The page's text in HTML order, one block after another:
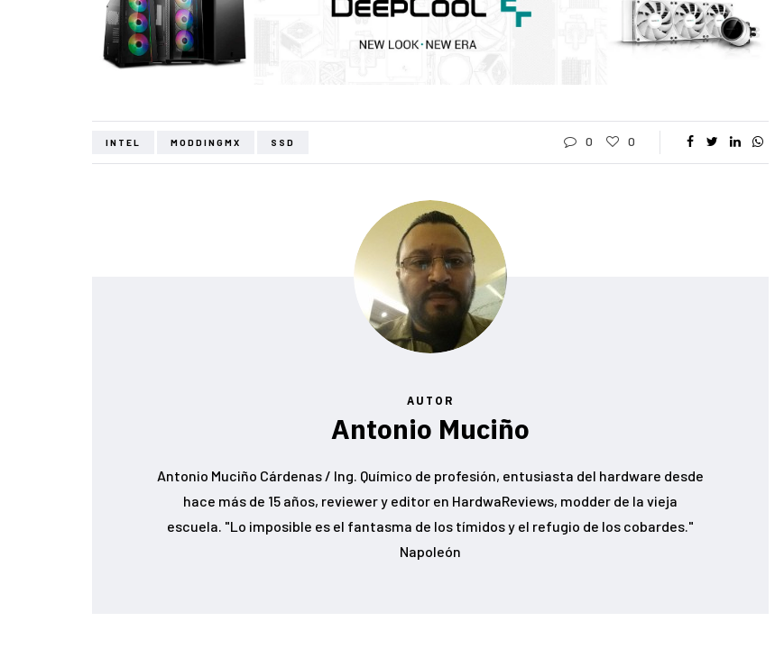
INTEL MODDINGMX SSD 0 0
AUTOR
Antonio Muciño
Antonio Muciño Cárdenas / Ing. Químico de profesión, entusiasta del hardware desde
hace más de 15 años, reviewer y editor en HardwaReviews, modder de la vieja
escuela. "Lo imposible es el fantasma de los tímidos y el refugio de los cobardes."
Napoleón